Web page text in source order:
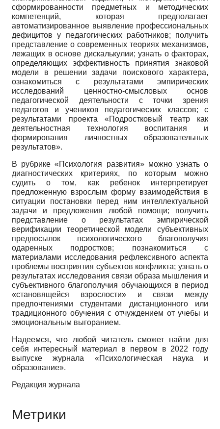
сформированности предметных и методических
компетенций, которая предполагает
автоматизированное выявление профессиональных
дефицитов у педагогических работников; получить
представление о современных теориях механизмов,
лежащих в основе дискалькулии; узнать о факторах,
определяющих эффективность принятия знаковой
модели в решении задачи поискового характера,
ознакомиться с результатами эмпирических
исследований ценностно-смысловых основ
педагогической деятельности с точки зрения
педагогов и учеников педагогических классов; с
результатами проекта «Подростковый театр как
деятельностная технология воспитания и
формирования личностных образовательных
результатов».
В рубрике «Психология развития» можно узнать о
диагностических критериях, по которым можно
судить о том, как ребенок интерпретирует
предложенную взрослым форму взаимодействия в
ситуации постановки перед ним интеллектуальной
задачи и предложения любой помощи; получить
представление о результатах эмпирической
верификации теоретической модели субъективных
предпосылок психологического благополучия
одаренных подростков; познакомиться с
материалами исследования рефлексивного аспекта
проблемы восприятия субъектов конфликта; узнать о
результатах исследования связи образа мышления и
субъективного благополучия обучающихся в период
«становящейся взрослости» и связи между
предпочтениями студентами дистанционного или
традиционного обучения с отчуждением от учебы и
эмоциональным выгоранием.
Надеемся, что любой читатель сможет найти для
себя интересный материал в первом в 2022 году
выпуске журнала «Психологическая наука и
образование».
Редакция журнала
Метрики